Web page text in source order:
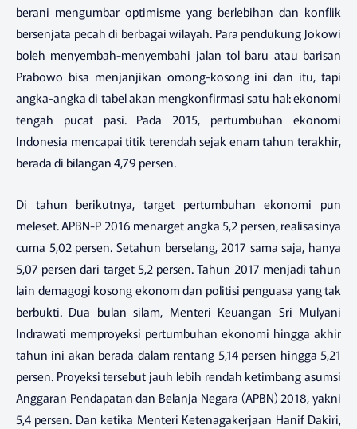
berani mengumbar optimisme yang berlebihan dan konflik
bersenjata pecah di berbagai wilayah. Para pendukung Jokowi
boleh menyembah-menyembahi jalan tol baru atau barisan
Prabowo bisa menjanjikan omong-kosong ini dan itu, tapi
angka-angka di tabel akan mengkonfirmasi satu hal: ekonomi
tengah pucat pasi. Pada 2015, pertumbuhan ekonomi
Indonesia mencapai titik terendah sejak enam tahun terakhir,
berada di bilangan 4,79 persen.
Di tahun berikutnya, target pertumbuhan ekonomi pun
meleset. APBN-P 2016 menarget angka 5,2 persen, realisasinya
cuma 5,02 persen. Setahun berselang, 2017 sama saja, hanya
5,07 persen dari target 5,2 persen. Tahun 2017 menjadi tahun
lain demagogi kosong ekonom dan politisi penguasa yang tak
berbukti. Dua bulan silam, Menteri Keuangan Sri Mulyani
Indrawati memproyeksi pertumbuhan ekonomi hingga akhir
tahun ini akan berada dalam rentang 5,14 persen hingga 5,21
persen. Proyeksi tersebut jauh lebih rendah ketimbang asumsi
Anggaran Pendapatan dan Belanja Negara (APBN) 2018, yakni
5,4 persen. Dan ketika Menteri Ketenagakerjaan Hanif Dakiri,